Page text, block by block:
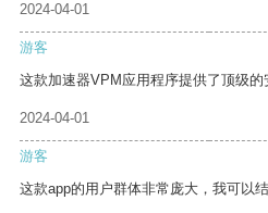
2024-04-01
游客
这款加速器VPM应用程序提供了顶级的
2024-04-01
游客
这款app的用户群体非常庞大，我可以